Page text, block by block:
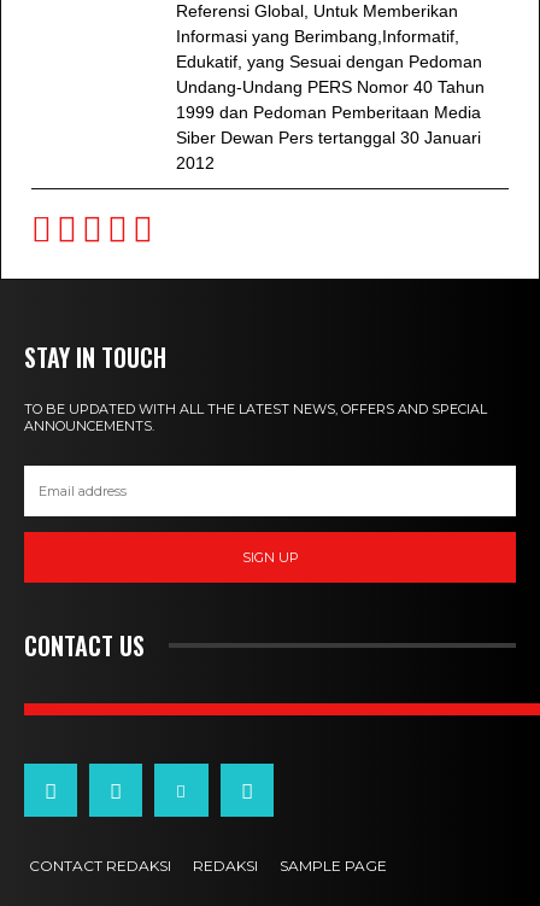
Referensi Global, Untuk Memberikan
Informasi yang Berimbang,Informatif,
Edukatif, yang Sesuai dengan Pedoman
Undang-Undang PERS Nomor 40 Tahun
1999 dan Pedoman Pemberitaan Media
Siber Dewan Pers tertanggal 30 Januari
2012
STAY IN TOUCH
TO BE UPDATED WITH ALL THE LATEST NEWS, OFFERS AND SPECIAL
ANNOUNCEMENTS.
SIGN UP
CONTACT US
CONTACT REDAKSI REDAKSI SAMPLE PAGE